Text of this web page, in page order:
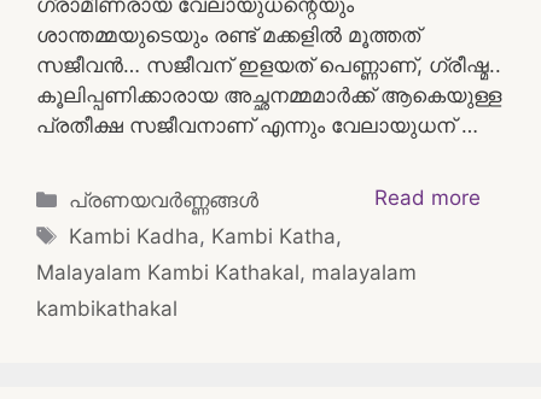
ശാന്തമ്മയുടെയും രണ്ട് മക്കളിൽ മൂത്തത്
സജീവൻ… സജീവന് ഇളയത് പെണ്ണാണ്, ഗ്രീഷ്മ..
കൂലിപ്പണിക്കാരായ അച്ഛനമ്മമാർക്ക് ആകെയുള്ള
പ്രതീക്ഷ സജീവനാണ് എന്നും വേലായുധന് …
Read more
Categories
പ്രണയവർണ്ണങ്ങൾ
Tags
Kambi Kadha, Kambi Katha,
Malayalam Kambi Kathakal, malayalam
kambikathakal